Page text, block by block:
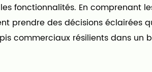
fonctionnalités. En comprenant
prendre des décisions éclairées
commerciaux résilients dans un